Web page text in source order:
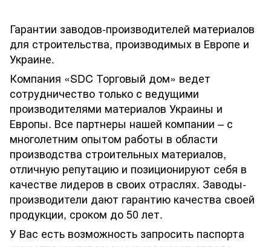
Гарантии заводов-производителей материалов
для строительства, производимых в Европе и
Украине.
Компания «SDC Торговый дом» ведет
сотрудничество только с ведущими
производителями материалов Украины и
Европы. Все партнеры нашей компании – с
многолетним опытом работы в области
производства строительных материалов,
отличную репутацию и позиционируют себя в
качестве лидеров в своих отраслях. Заводы-
производители дают гарантию качества своей
продукции, сроком до 50 лет.
У Вас есть возможность запросить паспорта